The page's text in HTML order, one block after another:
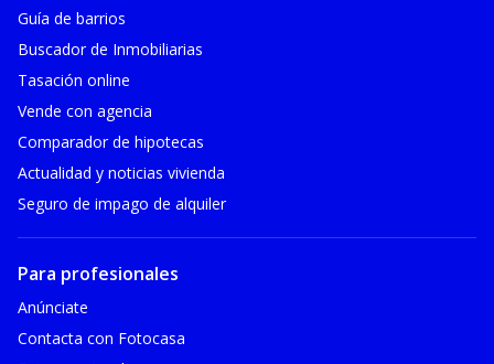
Guía de barrios
Buscador de Inmobiliarias
Tasación online
Vende con agencia
Comparador de hipotecas
Actualidad y noticias vivienda
Seguro de impago de alquiler
Para profesionales
Anúnciate
Contacta con Fotocasa